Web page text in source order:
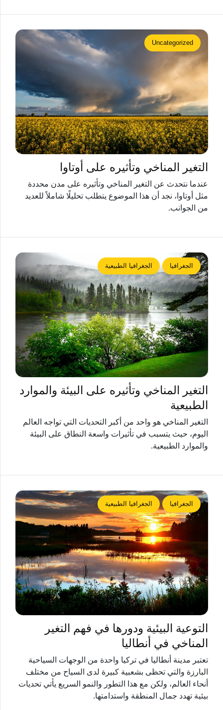
Uncategorized
التغير المناخي وتأثيره على أوتاوا
عندما نتحدث عن التغير المناخي وتأثيره على مدن محددة
مثل أوتاوا، نجد أن هذا الموضوع يتطلب تحليلًا شاملاً للعديد
من الجوانب.
الجغرافيا الجغرافيا الطبيعية
التغير المناخي وتأثيره على البيئة والموارد
الطبيعية
التغير المناخي هو واحد من أكبر التحديات التي تواجه العالم
اليوم، حيث يتسبب في تأثيرات واسعة النطاق على البيئة
والموارد الطبيعية.
الجغرافيا الجغرافيا الطبيعية
التوعية البيئية ودورها في فهم التغير
المناخي في أنطاليا
تعتبر مدينة أنطاليا في تركيا واحدة من الوجهات السياحية
البارزة والتي تحظى بشعبية كبيرة لدى السياح من مختلف
أنحاء العالم، ولكن مع هذا التطور والنمو السريع يأتي تحديات
بيئية تهدد جمال المنطقة واستدامتها.